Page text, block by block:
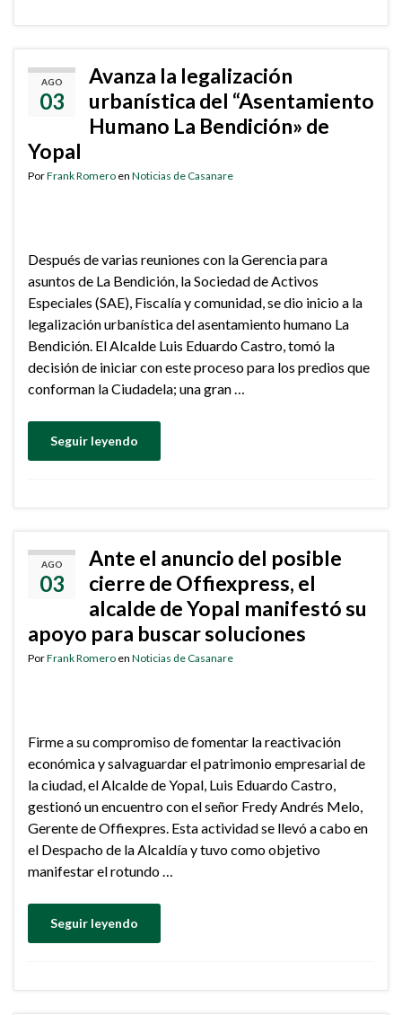
AGO
03
Avanza la legalización
urbanística del “Asentamiento
Humano La Bendición» de
Yopal
PorFrank Romero en Noticias de Casanare
Después de varias reuniones con la Gerencia para
asuntos de La Bendición, la Sociedad de Activos
Especiales (SAE), Fiscalía y comunidad, se dio inicio a la
legalización urbanística del asentamiento humano La
Bendición. El Alcalde Luis Eduardo Castro, tomó la
decisión de iniciar con este proceso para los predios que
conforman la Ciudadela; una gran …
Seguir leyendo
AGO
03
Ante el anuncio del posible
cierre de Offiexpress, el
alcalde de Yopal manifestó su
apoyo para buscar soluciones
PorFrank Romero en Noticias de Casanare
Firme a su compromiso de fomentar la reactivación
económica y salvaguardar el patrimonio empresarial de
la ciudad, el Alcalde de Yopal, Luis Eduardo Castro,
gestionó un encuentro con el señor Fredy Andrés Melo,
Gerente de Offiexpres. Esta actividad se llevó a cabo en
el Despacho de la Alcaldía y tuvo como objetivo
manifestar el rotundo …
Seguir leyendo